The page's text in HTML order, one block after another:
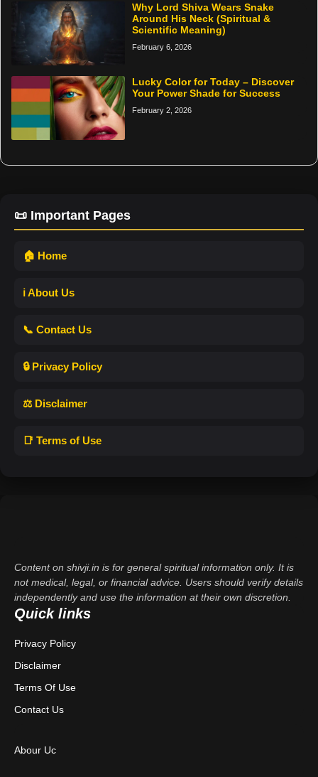
Why Lord Shiva Wears Snake
Around His Neck (Spiritual &
Scientific Meaning)
February 6, 2026
Lucky Color for Today – Discover
Your Power Shade for Success
February 2, 2026
📜 Important Pages
🏠 Home
ℹ️ About Us
📞 Contact Us
🔒 Privacy Policy
⚖️ Disclaimer
📑 Terms of Use
Content on shivji.in is for general spiritual information only. It is
not medical, legal, or financial advice. Users should verify details
independently and use the information at their own discretion.
Quick links
Privacy Policy
Disclaimer
Terms Of Use
Contact Us
Abour Uc